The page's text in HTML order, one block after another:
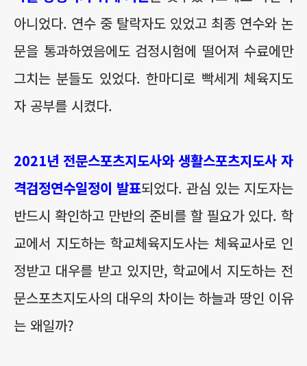
아니었다. 연수 중 탈락자도 있었고 최종 연수와 논
문을 통과하였음에도 검정시험에 떨어져 수료에만
그치는 분들도 있었다. 한마디로 빡세게 체육지도
자 공부를 시켰다.
2021년 전문스포츠지도사와 생활스포츠지도사 자
격검정연수일정이 발표되었다. 관심 있는 지도자는
반드시 확인하고 만반의 준비를 할 필요가 있다. 학
교에서 지도하는 학교체육지도사는 체육교사로 인
정받고 대우를 받고 있지만, 학교에서 지도하는 전
문스포츠지도사의 대우의 차이는 하늘과 땅인 이유
는 왜일까?